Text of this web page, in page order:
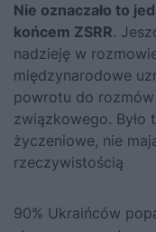
Nie oznaczało to
końcem ZSRR.
nadzieję w
międzynarodowe
powrotu do
związkowego. Było
życzeniowe, nie
rzeczywistością
90% Ukraińców